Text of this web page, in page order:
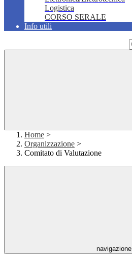
Logistica
CORSO SERALE
Info utili
Home >
Organizzazione >
Comitato di Valutazione
navigazione